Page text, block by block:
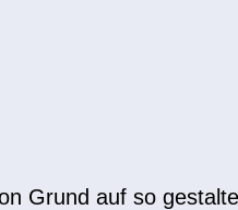
Grund auf so